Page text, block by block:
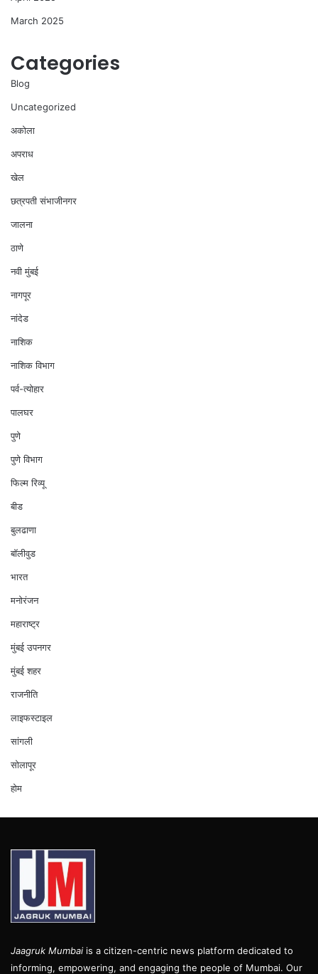
March 2025
Categories
Blog
Uncategorized
अकोला
अपराध
खेल
छत्रपती संभाजीनगर
जालना
ठाणे
नवी मुंबई
नागपूर
नांदेड
नाशिक
नाशिक विभाग
पर्व-त्योहार
पालघर
पुणे
पुणे विभाग
फिल्म रिव्यू
बीड
बुलढाणा
बॉलीवुड
भारत
मनोरंजन
महाराष्ट्र
मुंबई उपनगर
मुंबई शहर
राजनीति
लाइफस्टाइल
सांगली
सोलापूर
होम
Jaagruk Mumbai is a citizen-centric news platform dedicated to
informing, empowering, and engaging the people of Mumbai. Our